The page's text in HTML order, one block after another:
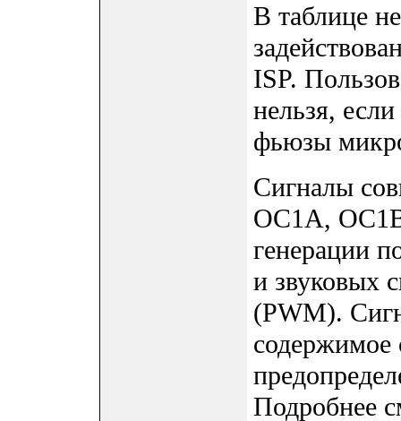
В таблице
ISP.
нельзя,
фьюзы
Сигналы
OC1A,
генерации
и
(PWM).
содержимое
Подробнее